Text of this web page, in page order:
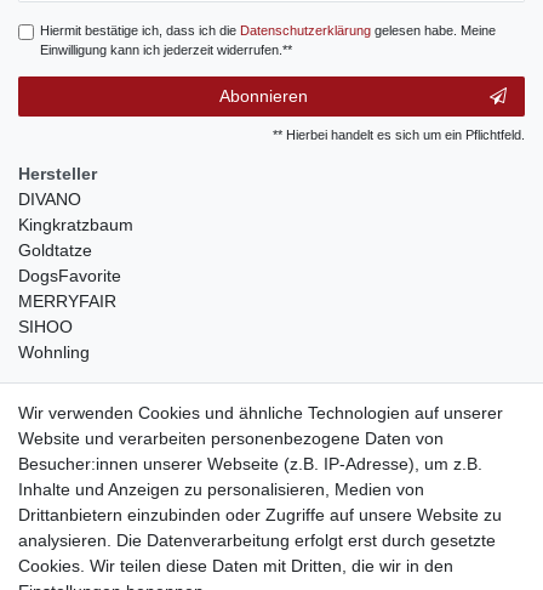
Hiermit bestätige ich, dass ich die Daten­schutz­erklärunggelesen habe. Meine
Einwilligung kann ich jederzeit widerrufen.**
Abonnieren
** Hierbei handelt es sich um ein Pflichtfeld.
Hersteller
DIVANO
Kingkratzbaum
Goldtatze
DogsFavorite
MERRYFAIR
SIHOO
Wohnling
weitere Shops
traumlampen- Lampen und Kronleuchter
kinderwagencenter- Exklusive und günstige Kinderwagen
gastrogeraete24- alles für Gastronomie und Imbiss
soziale Medien
Facebook
Wir verwenden Cookies und ähnliche Technologien auf unserer
Website und verarbeiten personenbezogene Daten von
Besucher:innen unserer Webseite (z.B. IP-Adresse), um z.B.
Inhalte und Anzeigen zu personalisieren, Medien von
Drittanbietern einzubinden oder Zugriffe auf unsere Website zu
analysieren. Die Datenverarbeitung erfolgt erst durch gesetzte
Cookies. Wir teilen diese Daten mit Dritten, die wir in den